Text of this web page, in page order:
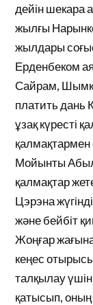
дейін шекара
жылғы
жылдары
Ерденбеком
Сайрам,
платить дань
ұзақ күресті
қалмақтармен
Мойынты
қалмақтар
Цэрэна
және бейбіт
Жоңғар
кеңес
талқылау
қатысып, оның